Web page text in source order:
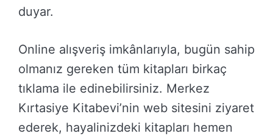
duyar.
Online alışveriş imkânlarıyla, bugün sahip
olmanız gereken tüm kitapları birkaç
tıklama ile edinebilirsiniz. Merkez
Kırtasiye Kitabevi’nin web sitesini ziyaret
ederek, hayalinizdeki kitapları hemen